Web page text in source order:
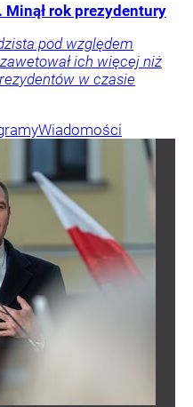
rok prezydentury
pod względem
ich więcej niż
w czasie
Wiadomości